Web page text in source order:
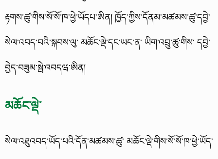
རྟགས་ཚུ་གིས་སོ་སོ་ཁ་ཕྱེ་ཡོདཔ་ཨིན། ཁྱོད་ཀྱིས་དོནམ་མཚམས་ཚུ་དབྱེ་
སེལ་འབད་བའི་སྐབས་ལུ་ མཆོང་ལྡེ་དང་ཡང་ན་ ཡིག་འབྲུ་ཚུ་གིས་ དབྱེ་
བྱེད་བཟུམ་སྦེ་འབདཝ་ཨིན།
མཆོང་ལྡེ་
སེལ་འཐུའབད་ཡོད་པའི་དོན་མཚམས་ཚུ་ མཆོང་ལྡེ་གིས་སོ་སོ་ཁ་ཕྱེ་ཡོད་